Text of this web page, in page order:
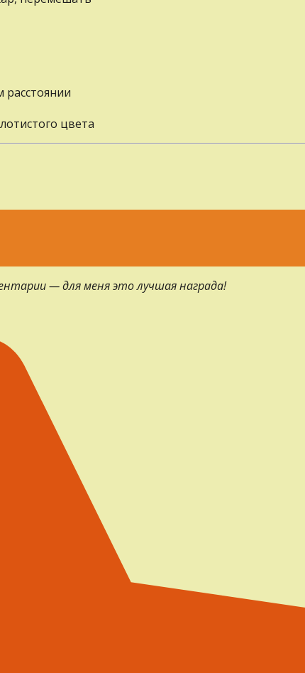
цвета
— для меня это лучшая награда!